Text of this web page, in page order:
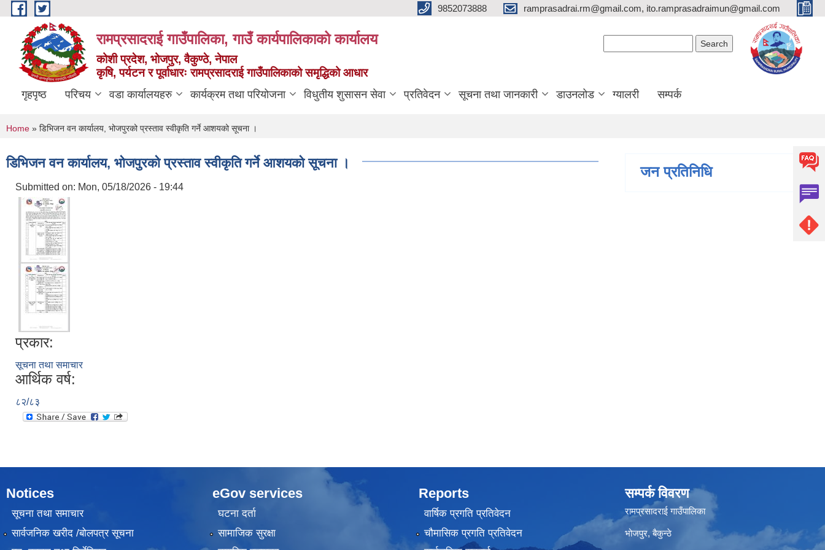
Skip to main content 9852073888 ramprasadrai.rm@gmail.com, ito.ramprasadraimun@gmail.com
रामप्रसादराई गाउँपालिका, गाउँ कार्यपालिकाको कार्यालय
कोशी प्रदेश, भोजपुर, वैकुण्ठे, नेपाल
कृषि, पर्यटन र पूर्वाधारः रामप्रसादराई गाउँपालिकाको समृद्धिको आधार
गृहपृष्ठ परिचय वडा कार्यालयहरु कार्यक्रम तथा परियोजना विधुतीय शुसासन सेवा प्रतिवेदन सूचना तथा जानकारी डाउनलोड ग्यालरी सम्पर्क
You are here
Home » डिभिजन वन कार्यालय, भोजपुरको प्रस्ताव स्वीकृति गर्ने आशयको सूचना ।
डिभिजन वन कार्यालय, भोजपुरको प्रस्ताव स्वीकृति गर्ने आशयको सूचना ।
Submitted on: Mon, 05/18/2026 - 19:44
प्रकार:
सूचना तथा समाचार
आर्थिक वर्ष:
८२/८३
जन प्रतिनिधि
Notices
सूचना तथा समाचार
सार्वजनिक खरीद /बोलपत्र सूचना
eGov services
घटना दर्ता
सामाजिक सुरक्षा
Reports
वार्षिक प्रगति प्रतिवेदन
चौमासिक प्रगति प्रतिवेदन
सम्पर्क विवरण
रामप्रसादराई गाउँपालिका
भोजपुर, बैकुन्ठे